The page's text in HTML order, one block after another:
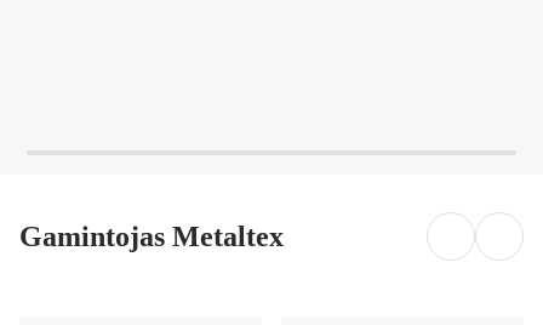
Gamintojas Metaltex